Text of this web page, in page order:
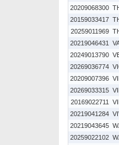
20209068300
20159033417
20259011969
20219046431
20249013790
20269036774
20209007396
20269033315
20169022711
20219041284
20219043645
20259022102